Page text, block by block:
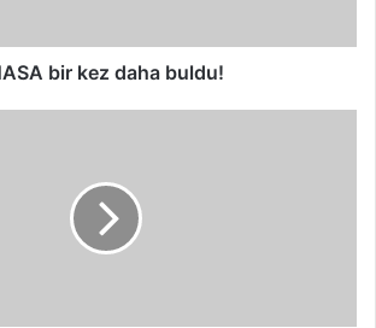
bir kez daha buldu!